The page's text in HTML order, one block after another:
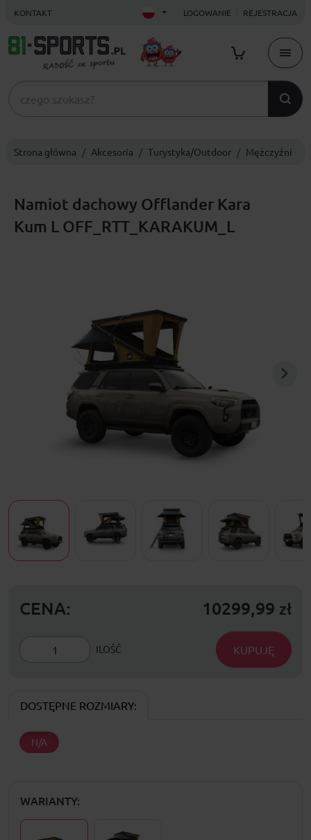
KONTAKT LOGOWANIE REJESTRACJA
Strona główna Akcesoria Turystyka/Outdoor Mężczyźni
Namiot dachowy Offlander Kara
Kum L OFF_RTT_KARAKUM_L
CENA: 10299,99 zł
ILOŚĆ KUPUJĘ
DOSTĘPNE ROZMIARY:
N/A
WARIANTY: